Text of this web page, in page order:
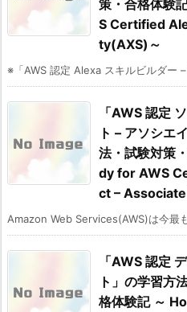
策・合格体験
S Certified
ty(AXS)～
※「AWS 認定 Alexa スキルビルダー
「AWS 認定
ト – アソシエ
法・試験対策
dy for AWS
ct –
Amazon Web Services(AWS)は今最
「AWS 認定
ト」の学習方
格体験記 ～